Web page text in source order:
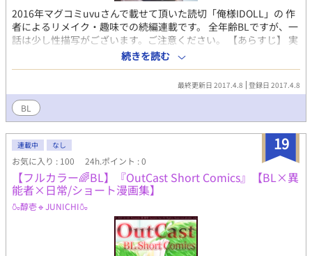
2016年マグコミuvuさんで載せて頂いた読切「俺様IDOLL」の 作
者によるリメイク・趣味での続編連載です。 全年齢BLですが、一
話は少し性描写がございます。ご注意ください。 【あらすじ】 実
家の芸能プロダクションで働く進はちょっとドジっ子なマネージ
ャー。 自らがスカウトした高校時代の同級生司に、密かな想いを
続きを読む
最終更新日 2017.4.8 登録日 2017.4.8
BL
19
連載中 なし
お気に入り : 100 24h.ポイント : 0
【フルカラー🌈BL】『OutCast Short Comics』【BL×異
能者×日常/ショート漫画集】
🍶醇壱🔹JUNICHI🍶